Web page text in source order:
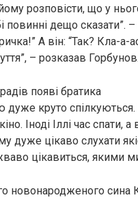
розповісти, що у
повинні дещо сказати”.
А він: “Так? Кла-
– розказав Горбунов.
появі братика
круто
Іноді Іллі час
дуже цікаво слухати
цікавиться, якими
новонародженого сина